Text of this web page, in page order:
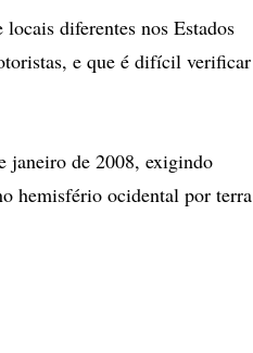
diferentes nos Estados
e que é difícil verificar
janeiro de 2008, exigindo
hemisfério ocidental por terra